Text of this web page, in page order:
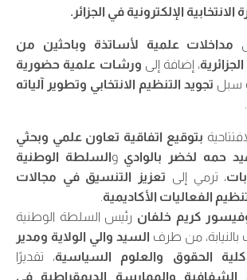
الإلكترونية في الجزائر.
مداخلات علمية لأساتذة وباحثين من
، إضافة إلى ورشات علمية حضورية
سبل تجويد التنظيم الانتخابي وتطوير آلياته
بتوقيع اتفاقية تعاون علمي وبحثي
حمه لخضر بالواديوالسلطة الوطنية
، ترمي إلى تعزيز التنسيق في مجالات
الفعاليات الأكاديمية.
كريم خلفانرئيس السلطة الوطنية
بالنيابة، من طرف السيد والي الولاية ومدير
الحقوق والعلوم السياسية، تقديرًا
الشفافية والممارسة الديمقراطية في